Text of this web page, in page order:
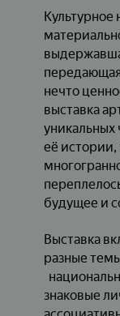
Культурное
нечто
выставка
уникальных
её истории,
будущее и
Выставка
разные
знаковые